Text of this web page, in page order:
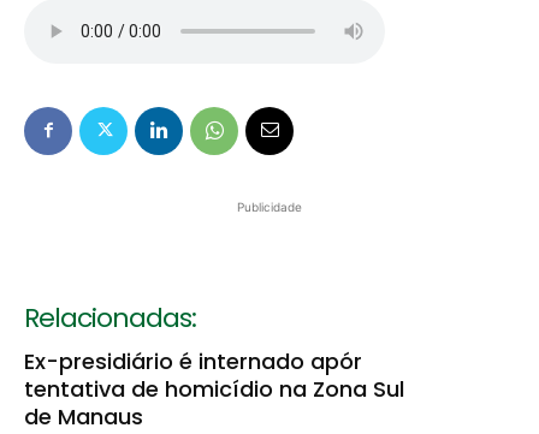
Publicidade
Relacionadas:
Ex-presidiário é internado apór
tentativa de homicídio na Zona Sul
de Manaus